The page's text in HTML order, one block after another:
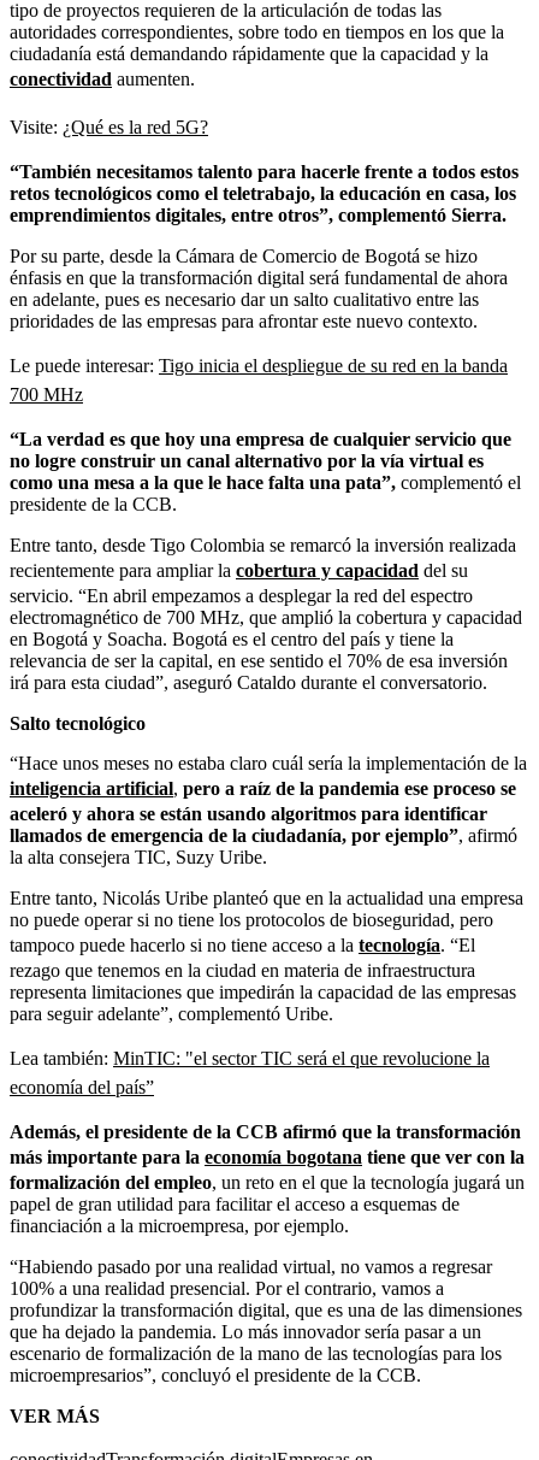
tipo de proyectos requieren de la articulación de todas las
autoridades correspondientes, sobre todo en tiempos en los que la
ciudadanía está demandando rápidamente que la capacidad y la
conectividad aumenten.
Visite: ¿Qué es la red 5G?
“También necesitamos talento para hacerle frente a todos estos
retos tecnológicos como el teletrabajo, la educación en casa, los
emprendimientos digitales, entre otros”, complementó Sierra.
Por su parte, desde la Cámara de Comercio de Bogotá se hizo
énfasis en que la transformación digital será fundamental de ahora
en adelante, pues es necesario dar un salto cualitativo entre las
prioridades de las empresas para afrontar este nuevo contexto.
Le puede interesar: Tigo inicia el despliegue de su red en la banda
700 MHz
“La verdad es que hoy una empresa de cualquier servicio que
no logre construir un canal alternativo por la vía virtual es
como una mesa a la que le hace falta una pata”, complementó el
presidente de la CCB.
Entre tanto, desde Tigo Colombia se remarcó la inversión realizada
recientemente para ampliar la cobertura y capacidad del su
servicio. “En abril empezamos a desplegar la red del espectro
electromagnético de 700 MHz, que amplió la cobertura y capacidad
en Bogotá y Soacha. Bogotá es el centro del país y tiene la
relevancia de ser la capital, en ese sentido el 70% de esa inversión
irá para esta ciudad”, aseguró Cataldo durante el conversatorio.
Salto tecnológico
“Hace unos meses no estaba claro cuál sería la implementación de la
inteligencia artificial, pero a raíz de la pandemia ese proceso se
aceleró y ahora se están usando algoritmos para identificar
llamados de emergencia de la ciudadanía, por ejemplo”, afirmó
la alta consejera TIC, Suzy Uribe.
Entre tanto, Nicolás Uribe planteó que en la actualidad una empresa
no puede operar si no tiene los protocolos de bioseguridad, pero
tampoco puede hacerlo si no tiene acceso a la tecnología. “El
rezago que tenemos en la ciudad en materia de infraestructura
representa limitaciones que impedirán la capacidad de las empresas
para seguir adelante”, complementó Uribe.
Lea también: MinTIC: "el sector TIC será el que revolucione la
economía del país”
Además, el presidente de la CCB afirmó que la transformación
más importante para la economía bogotana tiene que ver con la
formalización del empleo, un reto en el que la tecnología jugará un
papel de gran utilidad para facilitar el acceso a esquemas de
financiación a la microempresa, por ejemplo.
“Habiendo pasado por una realidad virtual, no vamos a regresar
100% a una realidad presencial. Por el contrario, vamos a
profundizar la transformación digital, que es una de las dimensiones
que ha dejado la pandemia. Lo más innovador sería pasar a un
escenario de formalización de la mano de las tecnologías para los
microempresarios”, concluyó el presidente de la CCB.
VER MÁS